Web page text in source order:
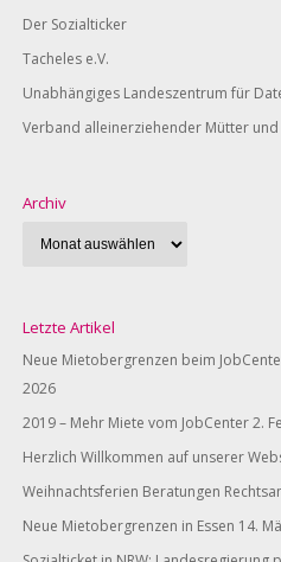
Der Sozialticker
Tacheles e.V.
Unabhängiges Landeszentrum für
Verband alleinerziehender Mütter und
Archiv
Letzte Artikel
Neue Mietobergrenzen beim
2026
2019 – Mehr Miete vom JobCenter2.
Herzlich Willkommen auf unserer
Weihnachtsferien Beratungen
Neue Mietobergrenzen in Essen 14.